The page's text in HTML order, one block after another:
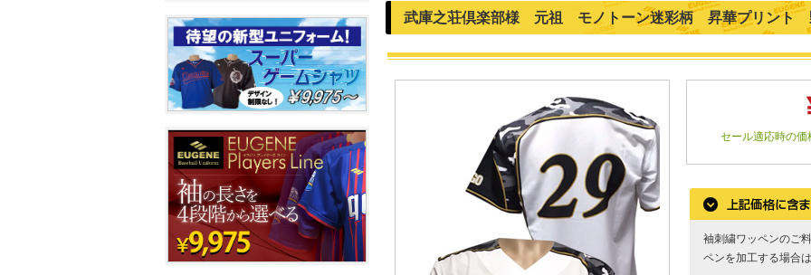
武庫之荘倶楽部様 元祖 モノトーン迷彩柄 昇華プリント
セール適応時の価
袖刺繍ワッペンのご
ペンを加工する場合は